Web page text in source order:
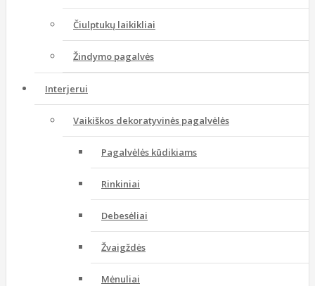
Čiulptukų laikikliai
Žindymo pagalvės
Interjerui
Vaikiškos dekoratyvinės pagalvėlės
Pagalvėlės kūdikiams
Rinkiniai
Debesėliai
Žvaigždės
Mėnuliai